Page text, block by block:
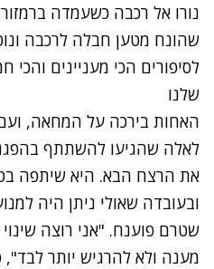
נורו אל רכבה כשעמדה
שהונח מטען חבלה לרכבה
לסיפורים הכי מעניינים והכי
שלנו
האחות בירכה על המחאה,
לאלה שהגיעו להשתתף
את הרצח הבא. היא שיתפה
ובעובדה שאולי ניתן היה
שטרם פוענח. "אני רוצה
מענה ולא להרגיש יותר לבד",